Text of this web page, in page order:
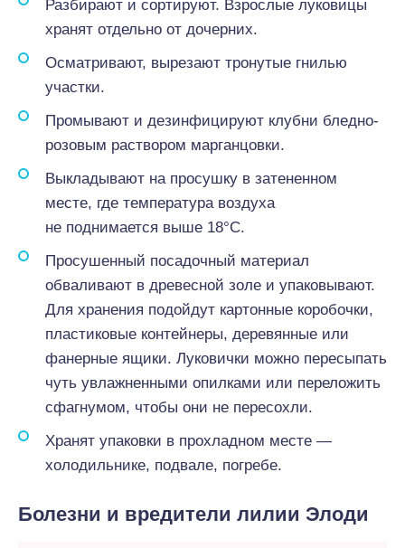
Разбирают и сортируют. Взрослые луковицы
хранят отдельно от дочерних.
Осматривают, вырезают тронутые гнилью
участки.
Промывают и дезинфицируют клубни бледно-
розовым раствором марганцовки.
Выкладывают на просушку в затененном
месте, где температура воздуха
не поднимается выше 18°С.
Просушенный посадочный материал
обваливают в древесной золе и упаковывают.
Для хранения подойдут картонные коробочки,
пластиковые контейнеры, деревянные или
фанерные ящики. Луковички можно пересыпать
чуть увлажненными опилками или переложить
сфагнумом, чтобы они не пересохли.
Хранят упаковки в прохладном месте —
холодильнике, подвале, погребе.
Болезни и вредители лилии Элоди